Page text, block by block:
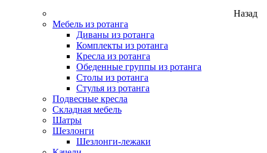
Назад
Мебель из ротанга
Диваны из ротанга
Комплекты из ротанга
Кресла из ротанга
Обеденные группы из ротанга
Столы из ротанга
Стулья из ротанга
Подвесные кресла
Складная мебель
Шатры
Шезлонги
Шезлонги-лежаки